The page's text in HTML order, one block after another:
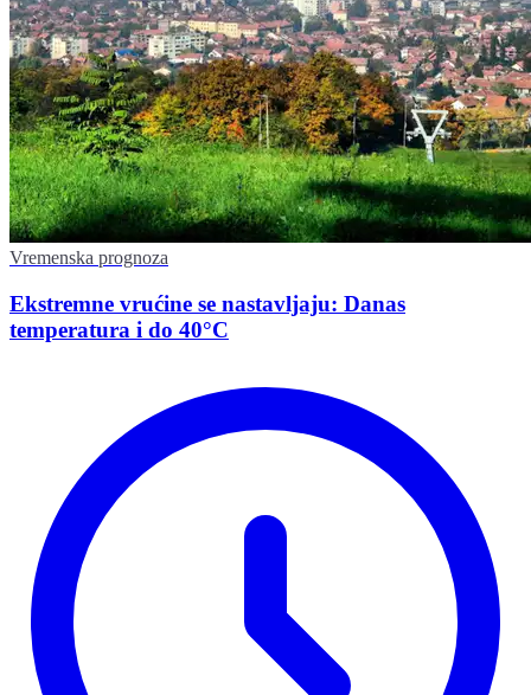
Vremenska prognoza
Ekstremne vrućine se nastavljaju: Danas
temperatura i do 40°C